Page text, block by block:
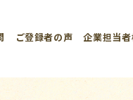
ご登録者の声 企業担当